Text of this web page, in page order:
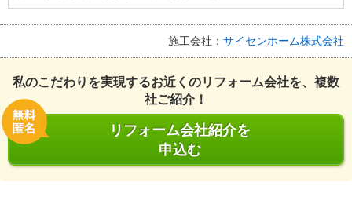
施工会社： サイセンホーム株式会社
私のこだわりを実現するお近くのリフォーム会社を、複数
社ご紹介！
リフォーム会社紹介を
申込む